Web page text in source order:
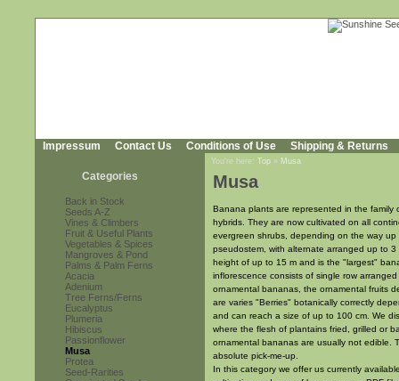
Impressum Contact Us Conditions of Use Shipping & Returns
Categories
Back in Stock
Seeds A-Z
Vines & Climbers
Fruit & Useful Plants
Vegetables & Spices
Mangroves & Pond
Palms & Palm Ferns
Acacia
Adenium
Tree Ferns/Ferns
Eucalyptus
Plumeria
Hibiscus
Passionflower
Musa
Protea
Seed-Rarities
You're here: Top » Musa
Musa
Banana plants are represented in the family
hybrids. They are now cultivated on all
evergreen shrubs, depending on the way
pseudostem, with alternate arranged up to
height of up to 15 m and is the "largest"
inflorescence consists of single row
ornamental bananas, the ornamental fruits
are varies "Berries" botanically correctly
and can reach a size of up to 100 cm. We
where the flesh of plantains fried, grilled or
ornamental bananas are usually not edible.
absolute pick-me-up.
In this category we offer us currently